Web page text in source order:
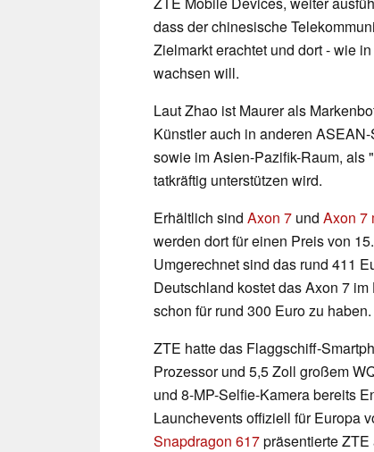
dass der chinesische
Zielmarkt erachtet und dort - wie
wachsen will.
Laut Zhao ist Maurer als
Künstler auch in anderen
sowie im Asien-Pazifik-Raum, als
tatkräftig unterstützen wird.
Erhältlich sind Axon 7 und Axon 7
werden dort für einen Preis von
Umgerechnet sind das rund 411
Deutschland kostet das Axon 7
schon für rund 300 Euro zu haben.
ZTE hatte das Flaggschiff-
Prozessor und 5,5 Zoll großem
und 8-MP-Selfie-Kamera bereits
Launchevents offiziell für Europa
Snapdragon 617präsentierte ZTE